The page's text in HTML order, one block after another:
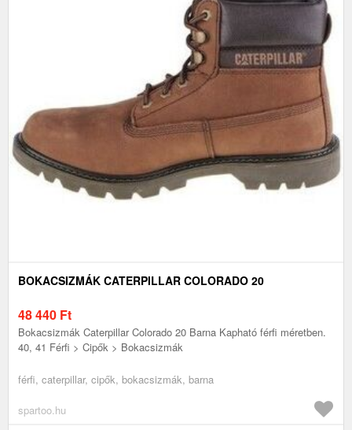
BOKACSIZMÁK CATERPILLAR COLORADO 20
48 440 Ft
Bokacsizmák Caterpillar Colorado 20 Barna Kapható férfi méretben.
40, 41 Férfi > Cipők > Bokacsizmák
férfi, caterpillar, cipők, bokacsizmák, barna
spartoo.hu